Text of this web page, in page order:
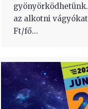
az alkotni
Ft/fő…